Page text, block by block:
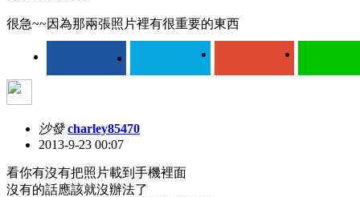
很急~~因為那兩張照片裡有很重要的東西
沙發 charley85470
2013-9-23 00:07
看你有沒有把照片載到手機裡面
沒有的話應該就沒辦法了